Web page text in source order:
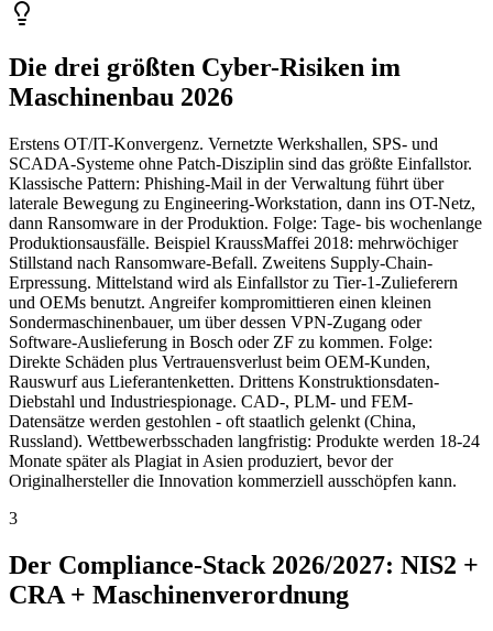
Die drei größten Cyber-Risiken im
Maschinenbau 2026
Erstens OT/IT-Konvergenz. Vernetzte Werkshallen, SPS- und
SCADA-Systeme ohne Patch-Disziplin sind das größte Einfallstor.
Klassische Pattern: Phishing-Mail in der Verwaltung führt über
laterale Bewegung zu Engineering-Workstation, dann ins OT-Netz,
dann Ransomware in der Produktion. Folge: Tage- bis wochenlange
Produktionsausfälle. Beispiel KraussMaffei 2018: mehrwöchiger
Stillstand nach Ransomware-Befall. Zweitens Supply-Chain-
Erpressung. Mittelstand wird als Einfallstor zu Tier-1-Zulieferern
und OEMs benutzt. Angreifer kompromittieren einen kleinen
Sondermaschinenbauer, um über dessen VPN-Zugang oder
Software-Auslieferung in Bosch oder ZF zu kommen. Folge:
Direkte Schäden plus Vertrauensverlust beim OEM-Kunden,
Rauswurf aus Lieferantenketten. Drittens Konstruktionsdaten-
Diebstahl und Industriespionage. CAD-, PLM- und FEM-
Datensätze werden gestohlen - oft staatlich gelenkt (China,
Russland). Wettbewerbsschaden langfristig: Produkte werden 18-24
Monate später als Plagiat in Asien produziert, bevor der
Originalhersteller die Innovation kommerziell ausschöpfen kann.
3
Der Compliance-Stack 2026/2027: NIS2 +
CRA + Maschinenverordnung